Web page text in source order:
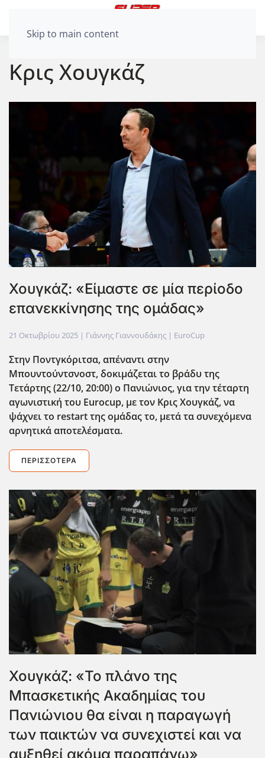
Skip to main content
Κρις Χουγκάζ
Χουγκάζ: «Είμαστε σε μία περίοδο
επανεκκίνησης της ομάδας»
21 Οκτωβρίου 2025 | Γιάννης Γιαννουδάκης | EuroCup
Στην Ποντγκόριτσα, απέναντι στην
Μπουντούντσνοστ, δοκιμάζεται το βράδυ της
Τετάρτης (22/10, 20:00) ο Πανιώνιος, για την τέταρτη
αγωνιστική του Eurocup, με τον Κρις Χουγκάζ, να
ψάχνει το restartτης ομάδας το, μετά τα συνεχόμενα
αρνητικά αποτελέσματα.
ΠΕΡΙΣΣΌΤΕΡΑ
Χουγκάζ: «Το πλάνο της
Μπασκετικής Ακαδημίας του
Πανιώνιου θα είναι η παραγωγή
των παικτών να συνεχιστεί και να
αυξηθεί ακόμα παραπάνω»